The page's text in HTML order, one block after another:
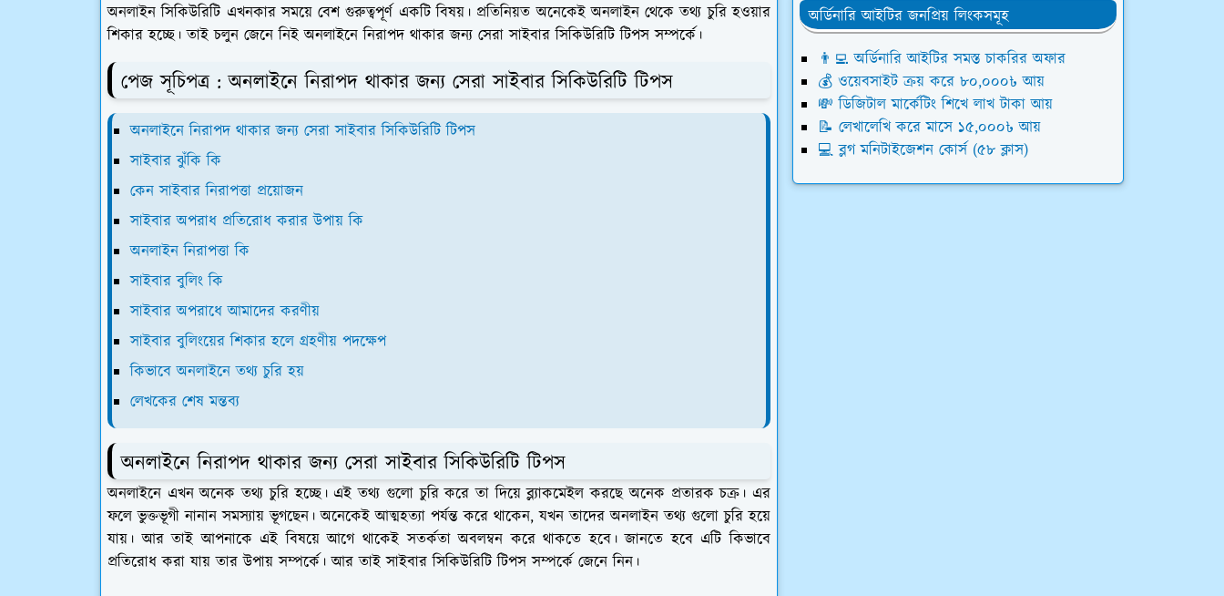
অনলাইন সিকিউরিটি এখনকার সময়ে বেশ গুরুত্বপূর্ণ একটি বিষয়। প্রতিনিয়ত অনেকেই অনলাইন থেকে তথ্য চুরি হওয়ার
শিকার হচ্ছে। তাই চলুন জেনে নিই অনলাইনে নিরাপদ থাকার জন্য সেরা সাইবার সিকিউরিটি টিপস সম্পর্কে।
পেজ সূচিপত্র : অনলাইনে নিরাপদ থাকার জন্য সেরা সাইবার সিকিউরিটি টিপস
অনলাইনে নিরাপদ থাকার জন্য সেরা সাইবার সিকিউরিটি টিপস
সাইবার ঝুঁকি কি
কেন সাইবার নিরাপত্তা প্রয়োজন
সাইবার অপরাধ প্রতিরোধ করার উপায় কি
অনলাইন নিরাপত্তা কি
সাইবার বুলিং কি
সাইবার অপরাধে আমাদের করণীয়
সাইবার বুলিংয়ের শিকার হলে গ্রহণীয় পদক্ষেপ
কিভাবে অনলাইনে তথ্য চুরি হয়
লেখকের শেষ মন্তব্য
অনলাইনে নিরাপদ থাকার জন্য সেরা সাইবার সিকিউরিটি টিপস
অনলাইনে এখন অনেক তথ্য চুরি হচ্ছে। এই তথ্য গুলো চুরি করে তা দিয়ে ব্ল্যাকমেইল করছে অনেক প্রতারক চক্র। এর
ফলে ভুক্তভূগী নানান সমস্যায় ভূগছেন। অনেকেই আত্মহত্যা পর্যন্ত করে থাকেন, যখন তাদের অনলাইন তথ্য গুলো চুরি হয়ে
যায়। আর তাই আপনাকে এই বিষয়ে আগে থাকেই সতর্কতা অবলম্বন করে থাকতে হবে। জানতে হবে এটি কিভাবে
প্রতিরোধ করা যায় তার উপায় সম্পর্কে। আর তাই সাইবার সিকিউরিটি টিপস সম্পর্কে জেনে নিন।
অর্ডিনারি আইটির জনপ্রিয় লিংকসমূহ
👨‍💻 অর্ডিনারি আইটির সমস্ত চাকরির অফার
💰 ওয়েবসাইট ক্রয় করে ৮০,০০০৳ আয়
💸 ডিজিটাল মার্কেটিং শিখে লাখ টাকা আয়
📝 লেখালেখি করে মাসে ১৫,০০০৳ আয়
💻 ব্লগ মনিটাইজেশন কোর্স (৫৮ ক্লাস)